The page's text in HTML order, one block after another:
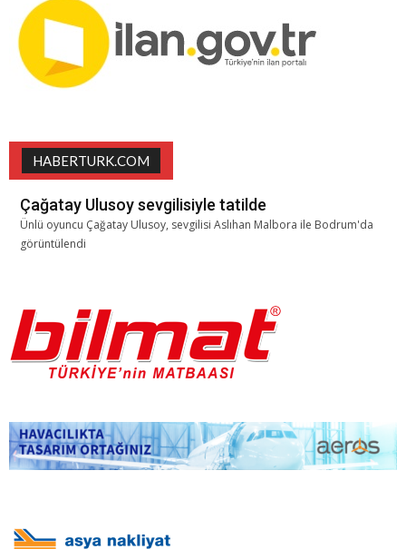
HABERTURK.COM
Çağatay Ulusoy sevgilisiyle tatilde
Ünlü oyuncu Çağatay Ulusoy, sevgilisi Aslıhan Malbora ile Bodrum'da
görüntülendi